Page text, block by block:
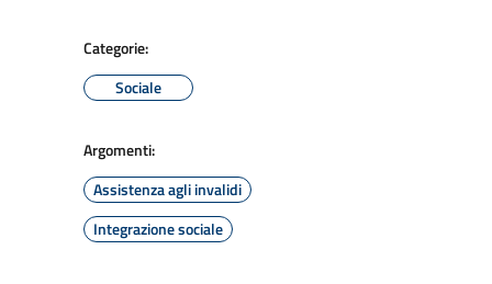
Categorie:
Sociale
Argomenti:
Assistenza agli invalidi
Integrazione sociale